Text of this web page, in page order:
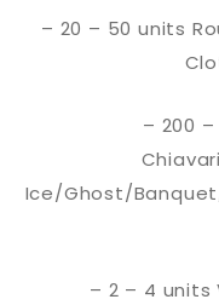
– 20 – 50 units
– 200
Ice/Ghost/
– 2 – 4 units